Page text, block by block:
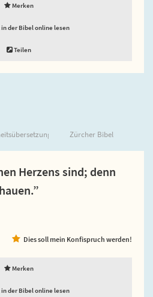
Merken
in der Bibel online lesen
Teilen
Zürcher Bibel
Herzens sind; denn
Dies soll mein Konfispruch werden!
Merken
in der Bibel online lesen